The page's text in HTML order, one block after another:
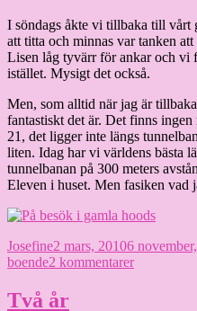
I söndags åkte vi tillbaka till vårt
att titta och minnas var tanken
Lisen låg tyvärr för ankar och vi
istället. Mysigt det också.
Men, som alltid när jag är
fantastiskt det är. Det finns
21, det ligger inte längs
liten. Idag har vi världens bästa
tunnelbanan på 300 meters
Eleven i huset. Men fasiken vad
Författare
JosefinePublicerat
den
2 mars, 20106
boende2 kommentarertill
Två år